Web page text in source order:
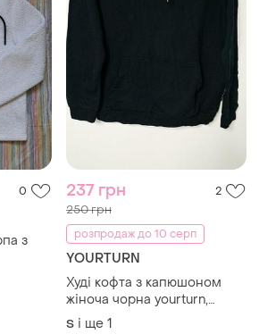
0
з
237 грн 2
250 грн
розпродаж до 10 серп
YOURTURN
Худі кофта з капюшоном
жіноча чорна yourturn,
розмір s - m.
S і ще 1